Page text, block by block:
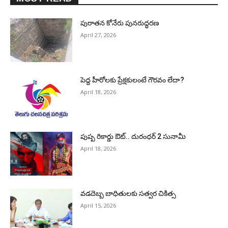
పురాత‌న కోనేరు పున‌రుద్ధ‌ర‌ణ
April 27, 2026
పెద్ద హీరోల‌కు ప్రేక్ష‌కులంటే గౌర‌వం లేదా?
April 18, 2026
పుష్ప రికార్డు ఔట్‌.. దురంధ‌ర్ 2 సునామీ
April 18, 2026
వడదెబ్బ బాధితులకు సత్వర చికిత్స
April 15, 2026